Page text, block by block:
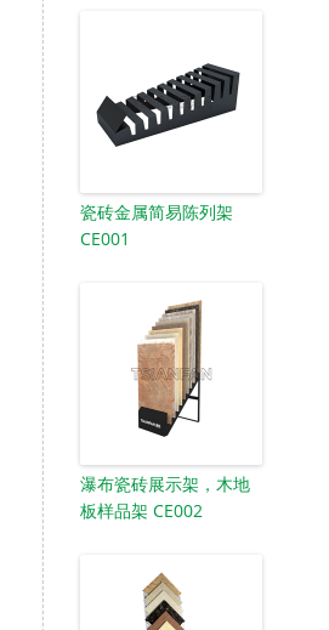
瓷砖金属简易陈列架
CE001
瀑布瓷砖展示架，木地
板样品架 CE002